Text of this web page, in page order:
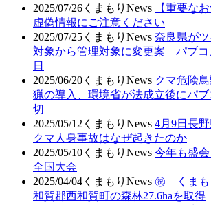
2025/07/26 くまもりNews
【重要な
虚偽情報にご注意ください
2025/07/25 くまもりNews 奈良県が
対象から管理対象に変更案 パブコ
日
2025/06/20 くまもりNews クマ危険
猟の導入、環境省が法成立後にパ
切
2025/05/12 くまもりNews 4月9日長
クマ人身事故はなぜ起きたのか
2025/05/10 くまもりNews 今年も盛
全国大会
2025/04/04 くまもりNews ㊗ くまも
和賀郡西和賀町の森林27.6haを取得